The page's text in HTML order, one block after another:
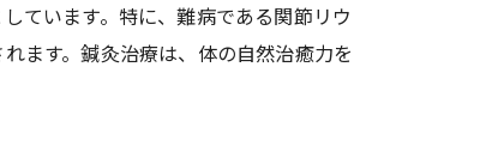
ています。特に、難病である関節リウ
ます。鍼灸治療は、体の自然治癒力を